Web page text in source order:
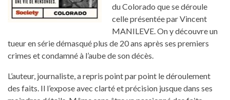
du Colorado que se déroule
celle présentée par Vincent
MANILEVE. On y découvre un
tueur en série démasqué plus de 20 ans après ses premiers
crimes et condamné à l’aube de son décès.
L’auteur, journaliste, a repris point par point le déroulement
des faits. Il l’expose avec clarté et précision jusque dans ses